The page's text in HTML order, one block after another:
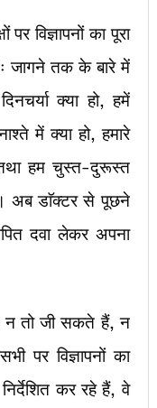
का पूरा
जागने तक के बारे में
क्या हो, हमें
में क्या हो, हमारे
हम चुस्त-दुरूस्त
अब डाॅक्टर से पूछने
दवा लेकर अपना
जी सकते हैं, न
विज्ञापनों का
कर रहे हैं, वे